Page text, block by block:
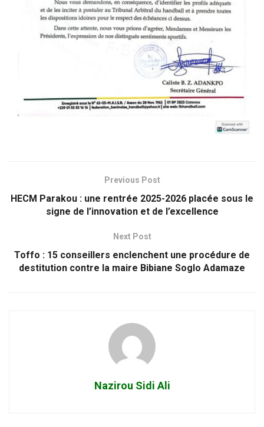
Previous Post
HECM Parakou : une rentrée 2025-2026 placée sous le
signe de l’innovation et de l’excellence
Next Post
Toffo : 15 conseillers enclenchent une procédure de
destitution contre la maire Bibiane Soglo Adamaze
Nazirou Sidi Ali